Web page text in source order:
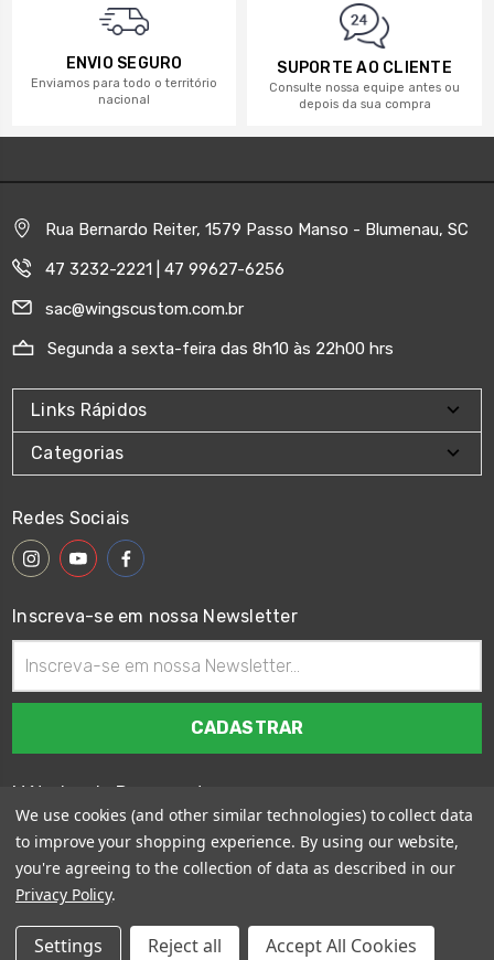
ENVIO SEGURO
Enviamos para todo o território
nacional
SUPORTE AO CLIENTE
Consulte nossa equipe antes ou
depois da sua compra
Rua Bernardo Reiter, 1579 Passo Manso - Blumenau, SC
47 3232-2221 | 47 99627-6256
sac@wingscustom.com.br
Segunda a sexta-feira das 8h10 às 22h00 hrs
Links Rápidos
Categorias
Redes Sociais
Inscreva-se em nossa Newsletter
de
email
Métodos de Pagamento
Sitemap
We use cookies (and other similar technologies) to collect data
to improve your shopping experience. By using our website,
you're agreeing to the collection of data as described in our
Privacy Policy.
Settings Reject all Accept All Cookies